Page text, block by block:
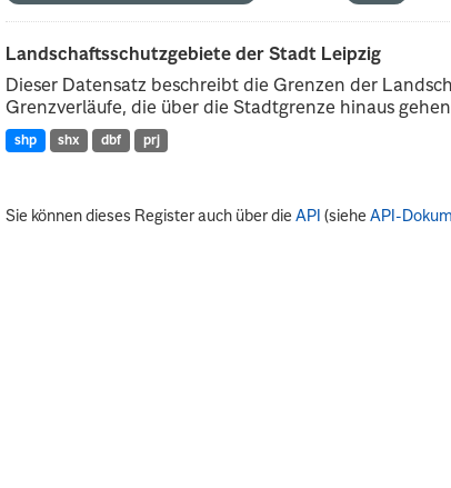
Landschaftsschutzgebiete der Stadt Leipzig
Dieser Datensatz beschreibt die Grenzen der
Grenzverläufe, die über die Stadtgrenze hinaus
shp shx dbf prj
Sie können dieses Register auch über dieAPI (sieheAPI-